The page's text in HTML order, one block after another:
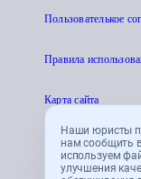
Наши юристы
нам сообщить
используем
улучшения
Пользователькое
Правила
Карта сайта
© 1995 - 2026
CENTRATTEK.RU